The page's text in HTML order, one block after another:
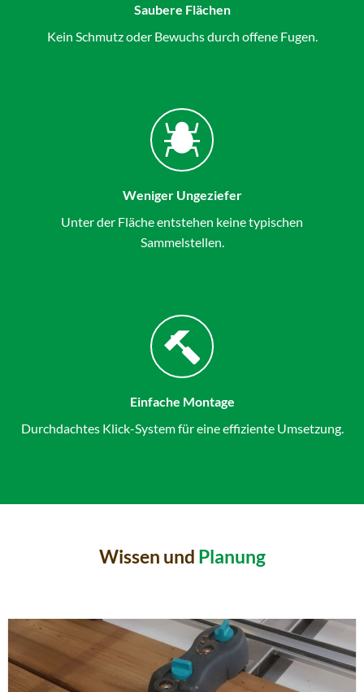
Saubere Flächen
Kein Schmutz oder Bewuchs durch offene Fugen.
Weniger Ungeziefer
Unter der Fläche entstehen keine typischen
Sammelstellen.
Einfache Montage
Durchdachtes Klick-System für eine effiziente Umsetzung.
Wissen und Planung